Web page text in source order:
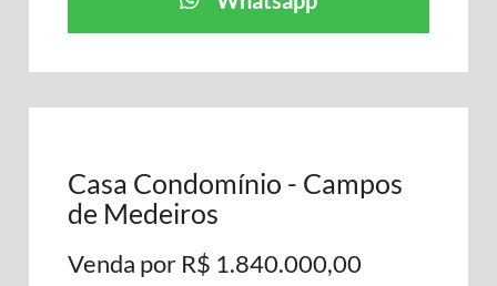
Casa Condomínio - Campos
de Medeiros
Venda por R$ 1.840.000,00